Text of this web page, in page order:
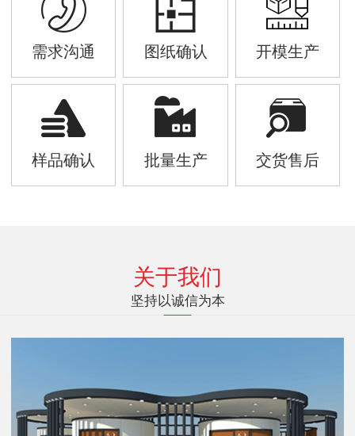
需求沟通 图纸确认 开模生产
样品确认 批量生产 交货售后
关于我们
坚持以诚信为本